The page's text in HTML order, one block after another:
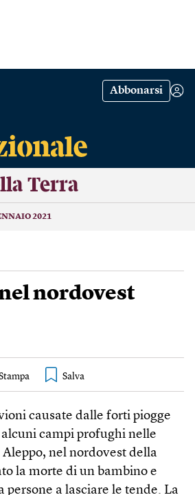
Abbonarsi
Terra
2021
nordovest
causate dalle forti piogge
campi profughi nelle
nel nordovest della
la morte di un bambino e
a lasciare le tende. La